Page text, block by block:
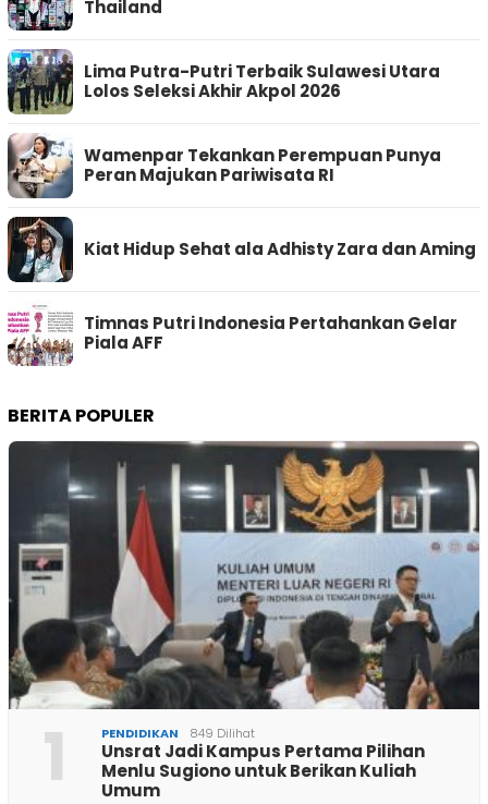
Thailand
Lima Putra-Putri Terbaik Sulawesi Utara
Lolos Seleksi Akhir Akpol 2026
Wamenpar Tekankan Perempuan Punya
Peran Majukan Pariwisata RI
Kiat Hidup Sehat ala Adhisty Zara dan Aming
Timnas Putri Indonesia Pertahankan Gelar
Piala AFF
BERITA POPULER
1 PENDIDIKAN 849 Dilihat
Unsrat Jadi Kampus Pertama Pilihan
Menlu Sugiono untuk Berikan Kuliah
Umum